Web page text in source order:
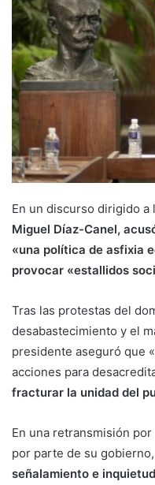
En un discurso dirigido a
Miguel Díaz-Canel,
«una política de asfixia
provocar «estallidos
Tras las protestas del
desabastecimiento y el
presidente aseguró que
acciones para
fracturar la unidad del
En una retransmisión
por parte de su
señalamiento e